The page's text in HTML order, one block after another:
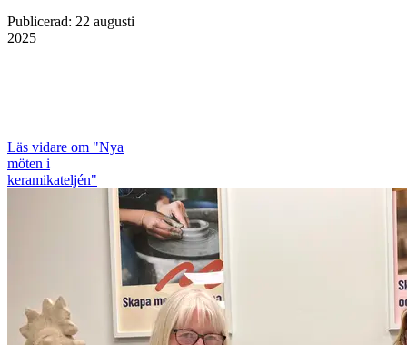
Publicerad: 22 augusti
2025
Läs vidare om "Nya
möten i
keramikateljén"